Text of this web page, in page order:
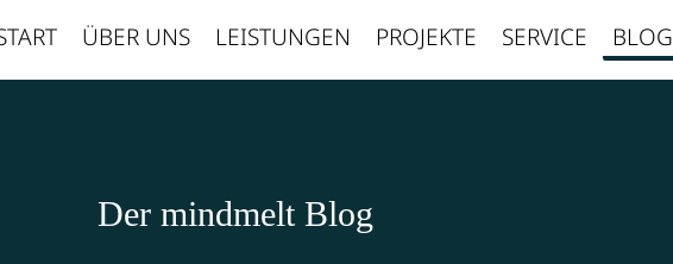
ÜBER UNS LEISTUNGEN PROJEKTE SERVICE BLOG
Der mindmelt Blog